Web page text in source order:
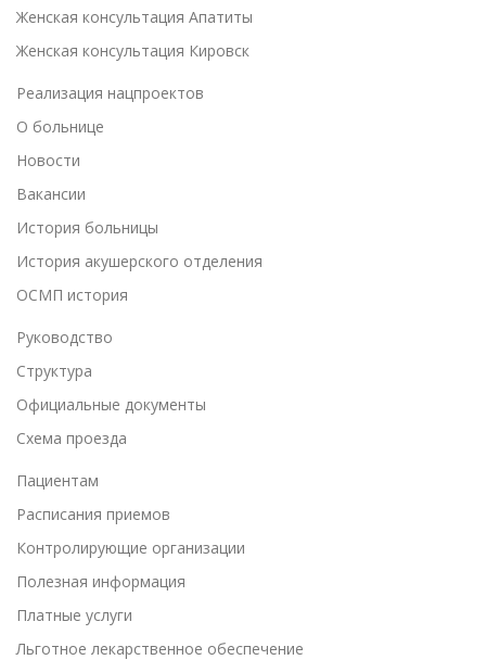
Женская консультация Апатиты
Женская консультация Кировск
Реализация нацпроектов
О больнице
Новости
Вакансии
История больницы
История акушерского отделения
ОСМП история
Руководство
Структура
Официальные документы
Схема проезда
Пациентам
Расписания приемов
Контролирующие организации
Полезная информация
Платные услуги
Льготное лекарственное обеспечение